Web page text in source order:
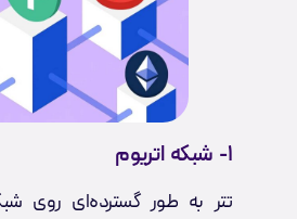
۱- شبکه اتریوم
تتر به طور گسترده‌ای روی